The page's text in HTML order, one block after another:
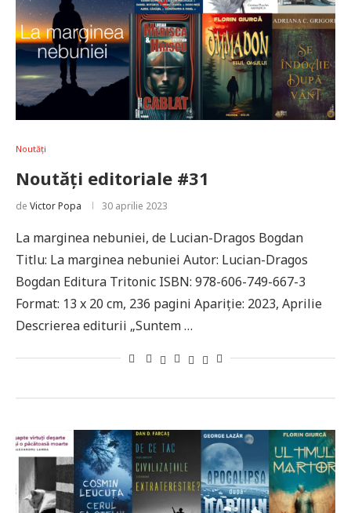
Noutăți
Noutăți editoriale #31
de Victor Popa 30 aprilie 2023
La marginea nebuniei, de Lucian-Dragos Bogdan
Titlu: La marginea nebuniei Autor: Lucian-Dragos
Bogdan Editura Tritonic ISBN: 978-606-749-667-3
Format: 13 x 20 cm, 236 pagini Apariție: 2023, Aprilie
Descrierea editurii „Suntem …